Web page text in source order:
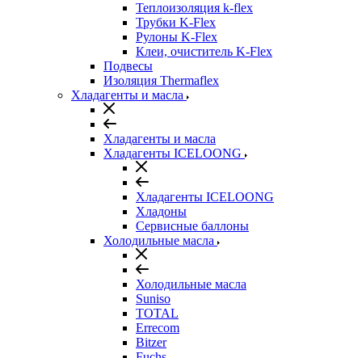
Теплоизоляция k-flex
Трубки K-Flex
Рулоны K-Flex
Клеи, очиститель K-Flex
Подвесы
Изоляция Thermaflex
Хладагенты и масла
Хладагенты и масла
Хладагенты ICELOONG
Хладагенты ICELOONG
Хладоны
Сервисные баллоны
Холодильные масла
Холодильные масла
Suniso
TOTAL
Errecom
Bitzer